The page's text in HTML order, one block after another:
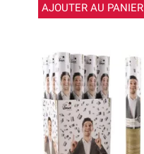
AJOUTER AU PANIER